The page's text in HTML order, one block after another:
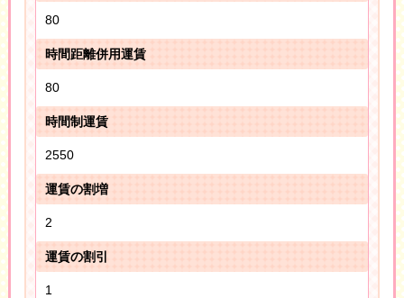
80
時間距離併用運賃
80
時間制運賃
2550
運賃の割増
2
運賃の割引
1